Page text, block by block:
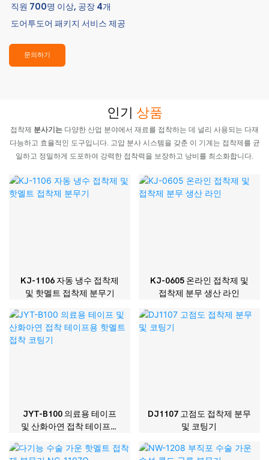
직원 700명 이상, 공장 4개
도어투도어 패키지 서비스 제공
문의하기
인기 상품
접착제 분사기는 다양한 산업 분야에서 재료를 접착하는 데 널리 사용되는 다재
다능하고 효율적인 도구입니다. 고압 분사 시스템을 갖춘 이 기계는 접착제를 균
일하고 정밀하게 도포하여 강력한 접착력을 보장하고 낭비를 최소화합니다.
KJ-1106 자동 냉수 접착제
및 핫멜트 접착제 분무기
KJ-0605 온라인 접착제 및
접착제 분무 생산 라인
JYT-B100 의료용 테이프
및 산화아연 접착 테이프용
DJ1107 고점도 접착제 분무
및 코팅기